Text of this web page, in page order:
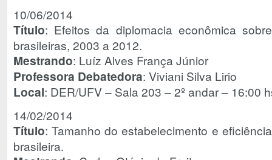
10/06/2014
Título: Efeitos da diplomacia econômica
brasileiras, 2003 a 2012.
Mestrando: Luíz Alves França Júnior
Professora Debatedora: Viviani Silva Lirio
Local: DER/UFV – Sala 203 – 2º andar – 16:00
14/02/2014
Título: Tamanho do estabelecimento e
brasileira.